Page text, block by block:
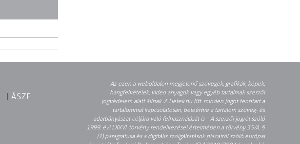
ÁSZF
Az ezen a weboldalon megjelenő szövegek, grafikák, képek,
hangfelvételek, video anyagok vagy egyéb tartalmak szerzői
jogvédelem alatt állnak. A Hetek.hu Kft. minden jogot fenntart a
tartalommal kapcsolatosan, beleértve a tartalom szöveg- és
adatbányászat céljára való felhasználását is – A szerzői jogról szóló
1999. évi LXXVI. törvény rendelkezései értelmében a törvény 35/A. §
(1) paragrafusa és a digitális szolgáltatások piacairól szóló európai